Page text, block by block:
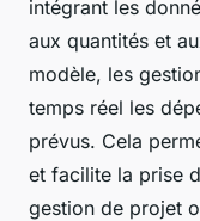
intégrant les
aux quantités et
modèle, les
temps réel les
prévus. Cela
et facilite la prise
gestion de projet